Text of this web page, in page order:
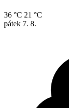
36 °C 21 °C
pátek 7. 8.